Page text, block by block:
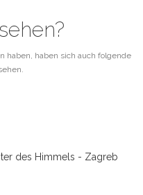
haben, haben sich auch folgende